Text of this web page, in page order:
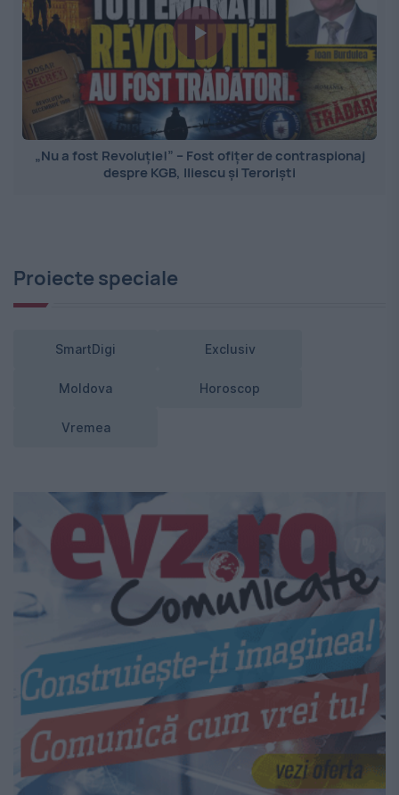
„Nu a fost Revoluție!” – Fost ofițer de contraspionaj
despre KGB, Iliescu și Teroriști
Proiecte speciale
SmartDigi Exclusiv
Moldova Horoscop
Vremea